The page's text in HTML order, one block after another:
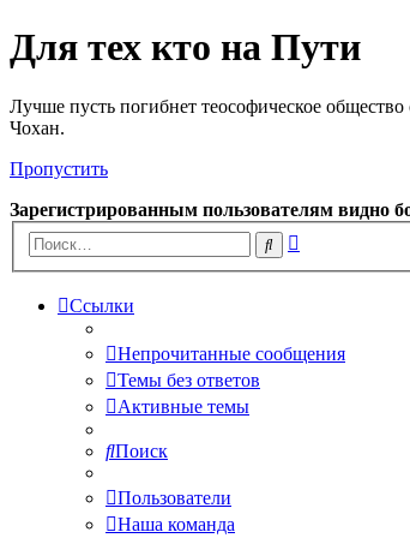
Для тех кто на Пути
Лучше пусть погибнет теософическое
Чохан.
Пропустить
Зарегистрированным пользователям видно
Поиск
Ссылки
Непрочитанные сообщения
Темы без ответов
Активные темы
Поиск
Пользователи
Наша команда